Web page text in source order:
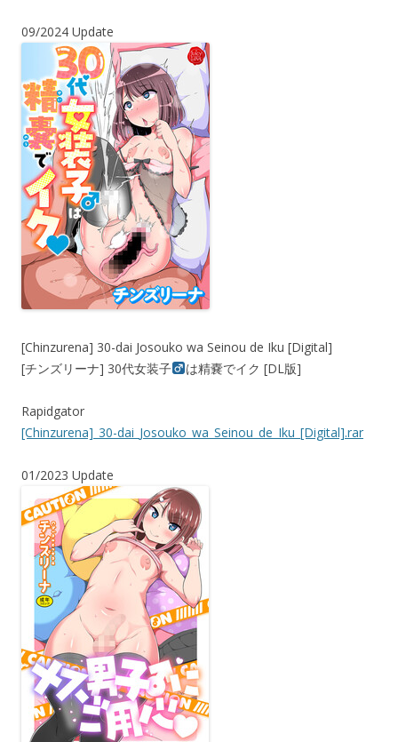
09/2024 Update
[Chinzurena] 30-dai Josouko wa Seinou de Iku [Digital]
[チンズリーナ] 30代女装子
は精嚢でイク [DL版]
Rapidgator
[Chinzurena]_30-dai_Josouko_wa_Seinou_de_Iku_[Digital].rar
01/2023 Update